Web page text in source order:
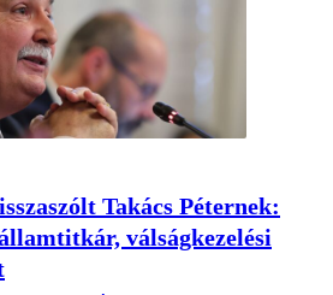
Takács Péternek:
válságkezelési